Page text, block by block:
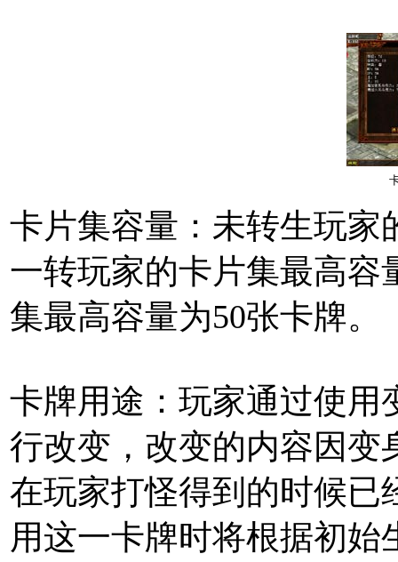
卡片集容量： 未转生玩家
一转玩家的卡片集最高容
集最高容量为50张卡牌。
卡牌用途： 玩家通过使用
行改变 ，改变的内容因
在玩家打怪得到的时候已
用这一卡牌时将根据初